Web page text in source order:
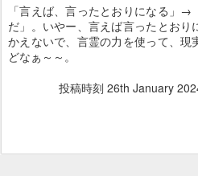
「言えば、言ったとおりになる」
だ」。いやー、言えば言ったとお
かえないで、言霊の力を使って、現
どなぁ～～。
投稿時刻 26th January